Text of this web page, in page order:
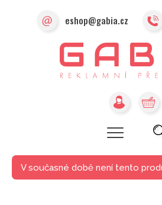
eshop@gabia.cz
V současné době není tento